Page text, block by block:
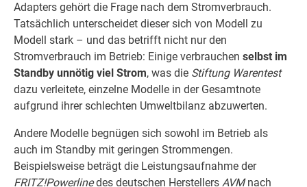
Adapters gehört die Frage nach dem Stromverbrauch.
Tatsächlich unterscheidet dieser sich von Modell zu
Modell stark – und das betrifft nicht nur den
Stromverbrauch im Betrieb: Einige verbrauchen selbst im
Standby unnötig viel Strom, was die Stiftung Warentest
dazu verleitete, einzelne Modelle in der Gesamtnote
aufgrund ihrer schlechten Umweltbilanz abzuwerten.
Andere Modelle begnügen sich sowohl im Betrieb als
auch im Standby mit geringen Strommengen.
Beispielsweise beträgt die Leistungsaufnahme der
FRITZ!Powerlinedes deutschen Herstellers AVMnach